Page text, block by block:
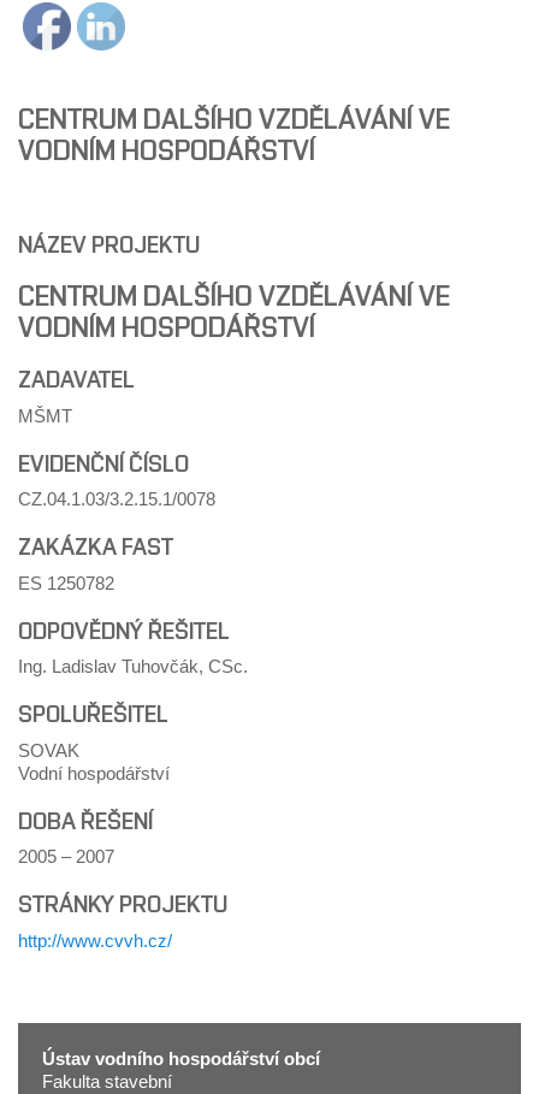
CENTRUM DALŠÍHO VZDĚLÁVÁNÍ VE
VODNÍM HOSPODÁŘSTVÍ
NÁZEV PROJEKTU
CENTRUM DALŠÍHO VZDĚLÁVÁNÍ VE
VODNÍM HOSPODÁŘSTVÍ
ZADAVATEL
MŠMT
EVIDENČNÍ ČÍSLO
CZ.04.1.03/3.2.15.1/0078
ZAKÁZKA FAST
ES 1250782
ODPOVĚDNÝ ŘEŠITEL
Ing. Ladislav Tuhovčák, CSc.
SPOLUŘEŠITEL
SOVAK
Vodní hospodářství
DOBA ŘEŠENÍ
2005 – 2007
STRÁNKY PROJEKTU
http://www.cvvh.cz/
Ústav vodního hospodářství obcí
Fakulta stavební